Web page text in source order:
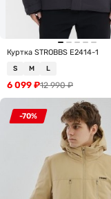
Куртка STROBBS E2414-1
S M L
12 990₽
6 099 ₽
-70%